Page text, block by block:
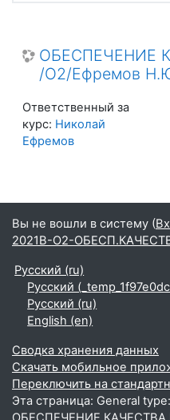
ОБЕСПЕЧЕНИЕ
/О2/Ефремов
Ответственный за
курс: Николай
Ефремов
Вы не вошли в систему (
2021В-О2-
Русский ‎(ru)‎
Русский
Русский ‎(ru)‎
English ‎(en)‎
Сводка хранения данных
Скачать мобильное
Переключить на
Эта страница: General